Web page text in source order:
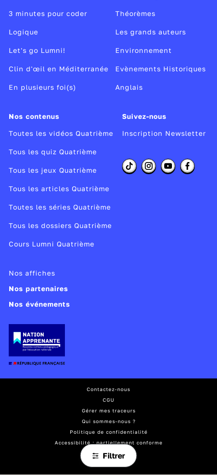
Filtrer
3 minutes pour coder
Logique
Let's go Lumni!
Clin d'œil en Méditerranée
En plusieurs foi(s)
Théorèmes
Les grands auteurs
Environnement
Evènements Historiques
Anglais
Nos contenus
Toutes les vidéos Quatrième
Tous les quiz Quatrième
Tous les jeux Quatrième
Tous les articles Quatrième
Toutes les séries Quatrième
Tous les dossiers Quatrième
Cours Lumni Quatrième
Suivez-nous
Inscription Newsletter
Nos affiches
Nos partenaires
Nos événements
Contactez-nous
CGU
Gérer mes traceurs
Qui sommes-nous ?
Politique de confidentialité
Accessibilité : partiellement conforme
Mentions légales